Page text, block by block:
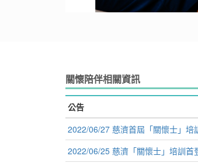
關懷陪伴相關資訊
公告
2022/06/27 慈濟首屆「關懷士」培
2022/06/25 慈濟「關懷士」培訓首